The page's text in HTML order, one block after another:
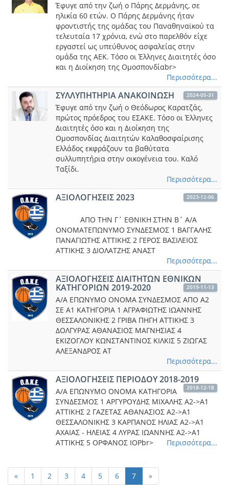
Έφυγε από την ζωή ο Πάρης Δερμάνης, σε
ηλικία 60 ετών. Ο Πάρης Δερμάνης ήταν
φροντιστής της ομάδας του Παναθηναϊκού τα
τελευταία 17 χρόνια, ενώ στο παρελθόν είχε
εργαστεί ως υπεύθυνος ασφαλείας στην
ομάδα της ΑΕΚ. Τόσο οι Έλληνες Διαιτητές όσο
και η Διοίκηση της Ομοσπονδίαbr>
Περισσότερα...
ΣΥΛΛΥΠΗΤΗΡΙΑ ΑΝΑΚΟΙΝΩΣΗ 2024-05-31
Έφυγε από την ζωή ο Θεόδωρος Καρατζάς,
πρώτος πρόεδρος του ΕΣΑΚΕ. Τόσο οι Έλληνες
Διαιτητές όσο και η Διοίκηση της
Ομοσπονδίας Διαιτητών Καλαθοσφαίρισης
Ελλάδος εκφράζουν τα βαθύτατα
συλλυπητήρια στην οικογένεια του. Καλό
Ταξίδι.
Περισσότερα...
ΑΞΙΟΛΟΓΗΣΕΙΣ 2023 2023-12-06
ΑΠΟ ΤΗΝ Γ΄ ΕΘΝΙΚΗ ΣΤΗΝ Β΄ Α/Α
ΟΝΟΜΑΤΕΠΩΝΥΜΟ ΣΥΝΔΕΣΜΟΣ 1 ΒΑΓΓΑΛΗΣ
ΠΑΝΑΓΙΩΤΗΣ ΑΤΤΙΚΗΣ 2 ΓΕΡΟΣ ΒΑΣΙΛΕΙΟΣ
ΑΤΤΙΚΗΣ 3 ΔΙΟΛΑΤΖΗΣ ΑΝΑΣΤ
Περισσότερα...
ΑΞΙΟΛΟΓΗΣΕΙΣ ΔΙΑΙΤΗΤΩΝ ΕΘΝΙΚΩΝ
ΚΑΤΗΓΟΡΙΩΝ 2019-2020 2019-11-13
A/A ΕΠΩΝΥΜΟ ΟΝΟΜΑ ΣΥΝΔΕΣΜΟΣ ΑΠΟ Α2
ΣΕ Α1 ΚΑΤΗΓΟΡΙΑ 1 ΑΓΡΑΦΙΩΤΗΣ ΙΩΑΝΝΗΣ
ΘΕΣΣΑΛΟΝΙΚΗΣ 2 ΓΡΙΒΑ ΠΗΓΗ ΑΤΤΙΚΗΣ 3
ΔΟΛΓΥΡΑΣ ΑΘΑΝΑΣΙΟΣ ΜΑΓΝΗΣΙΑΣ 4
ΕΚΙΖΟΓΛΟΥ ΚΩΝΣΤΑΝΤΙΝΟΣ ΚΙΛΚΙΣ 5 ΖΙΩΓΑΣ
ΑΛΕΞΑΝΔΡΟΣ ΑΤ
Περισσότερα...
ΑΞΙΟΛΟΓΗΣΕΙΣ ΠΕΡΙΟΔΟΥ 2018-2019
2018-12-18
Α/Α ΕΠΩΝΥΜΟ ΟΝΟΜΑ ΚΑΤΗΓΟΡΙΑ
ΣΥΝΔΕΣΜΟΣ 1 ΑΡΓΥΡΟΥΔΗΣ ΜΙΧΑΛΗΣ Α2->Α1
ΑΤΤΙΚΗΣ 2 ΓΑΖΕΤΑΣ ΑΘΑΝΑΣΙΟΣ Α2->Α1
ΘΕΣΣΑΛΟΝΙΚΗΣ 3 ΚΑΡΠΑΝΟΣ ΗΛΙΑΣ Α2->Α1
AXAIAΣ - ΗΛΕΙΑΣ 4 ΛΥΡΑΣ ΙΩΑΝΝΗΣ Α2->Α1
ΑΤΤΙΚΗΣ 5 ΟΡΦΑΝΟΣ ΙΟΡbr>
Περισσότερα...
« 1 2 3 4 5 6 7 »